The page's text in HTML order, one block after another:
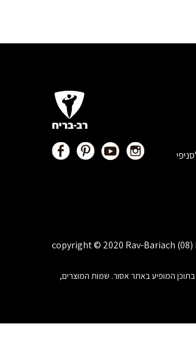
copyright © 2020 Rav-Bariach
יצירות נגזרות בתוכן המופיע באתר אסור. שמות המוצרים,